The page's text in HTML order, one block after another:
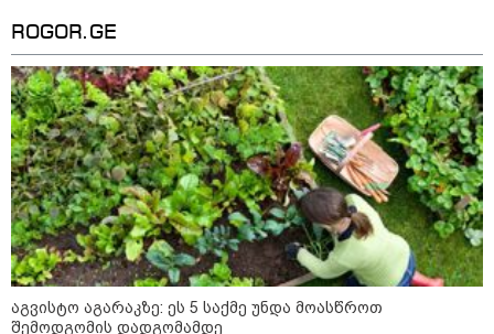
კატეგორიის ყველა სიახლე
მკითხველის რჩევით
ROGOR.GE
აგვისტო აგარაკზე: ეს 5 საქმე უნდა მოასწროთ
შემოდგომის დადგომამდე